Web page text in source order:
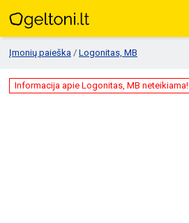
Įmonių paieška / Logonitas, MB
Informacija apie Logonitas, MB neteikiama!